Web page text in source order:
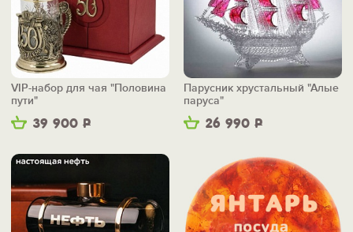
39 900 Р
VIP-набор для чая "Половина
пути"
26 990 Р
Парусник хрустальный "Алые
паруса"